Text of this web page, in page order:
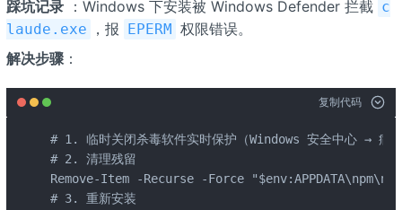
踩坑记录：Windows 下安装被 Windows Defender 拦截 c
laude.exe
，报 EPERM 权限错误。
解决步骤：
复制代码
# 1. 临时关闭杀毒软件实时保护（Windows 安全中心 → 病
# 2. 清理残留
Remove-Item -Recurse -Force
# 3. 重新安装